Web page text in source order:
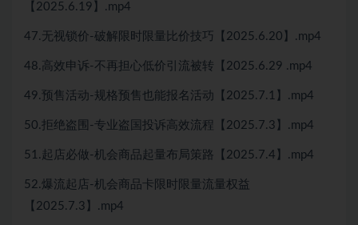
【2025.6.19】.mp4
47.无视锁价-破解限时限量比价技巧【2025.6.20】.mp4
48.高效申诉-不再担心低价引流被转【2025.6.29 .mp4
49.预售活动-规格预售也能报名活动【2025.7.1】.mp4
50.拒绝盗围-专业盗国投诉高效流程【2025.7.3】.mp4
51.起店必做-机会商品起量布局策路【2025.7.4】.mp4
52.爆流起店-机会商品卡限时限量流量权益
【2025.7.3】.mp4